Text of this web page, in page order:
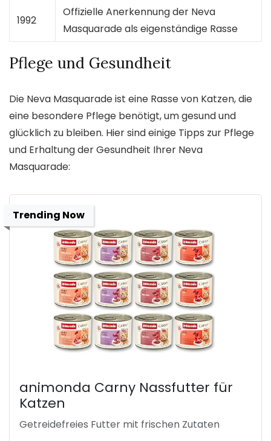
1992
Offizielle Anerkennung der Neva
Masquarade als eigenständige Rasse
Pflege und Gesundheit
Die Neva Masquarade ist eine Rasse von Katzen, die
eine besondere Pflege benötigt, um gesund und
glücklich zu bleiben. Hier sind einige Tipps zur Pflege
und Erhaltung der Gesundheit Ihrer Neva
Masquarade:
Trending Now
animonda Carny Nassfutter für
Katzen
Getreidefreies Futter mit frischen Zutaten